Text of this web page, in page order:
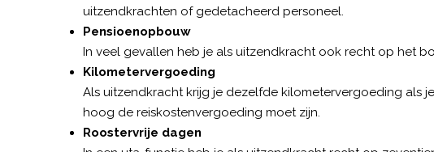
uitzendkrachten of gedetacheerd personeel.
Pensioenopbouw
In veel gevallen heb je als uitzendkracht ook recht op het
Kilometervergoeding
Als uitzendkracht krijg je dezelfde kilometervergoeding als
hoog de reiskostenvergoeding moet zijn.
Roostervrije dagen